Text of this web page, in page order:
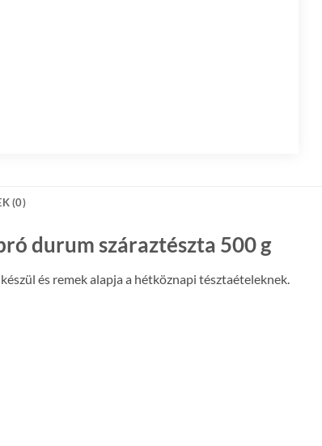
(0)
durum száraztészta 500 g
és remek alapja a hétköznapi tésztaételeknek.